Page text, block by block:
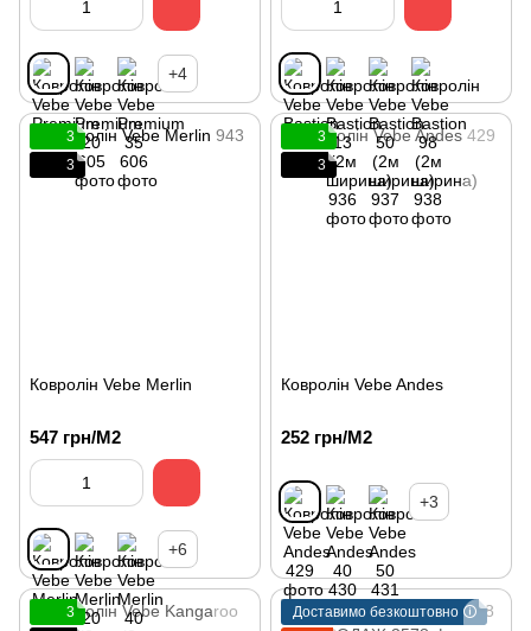
+4
3
3
Ковролін Vebe Merlin
547 грн/М2
+6
3
3
Ковролін Vebe Andes
252 грн/М2
+3
3
Доставимо безкоштовно 🛈